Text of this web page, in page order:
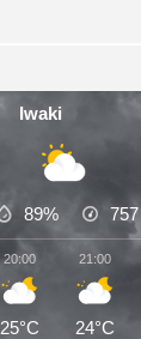
Iwaki
89% 757
20:00
25°C
21:00
24°C